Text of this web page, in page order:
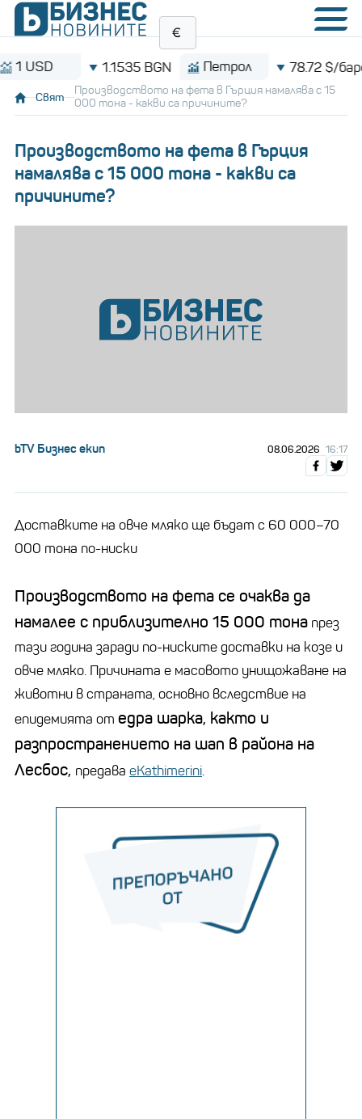
1.1535 BGN Петрол 78.72 $/барел
Свят
Производството на фета в Гърция намалява с 15
000 тона - какви са причините?
Производството на фета в Гърция
намалява с 15 000 тона - какви са
причините?
bTV Бизнес екип 08.06.2026 16:17
Доставките на овче мляко ще бъдат с 60 000–70
000 тона по-ниски
Производството на фета се очаква да
намалее с приблизително 15 000 тона през
тази година заради по-ниските доставки на козе и
овче мляко. Причината е масовото унищожаване на
животни в страната, основно вследствие на
епидемията от едра шарка, както и
разпространението на шап в района на
Лесбос, предава eKathimerini.